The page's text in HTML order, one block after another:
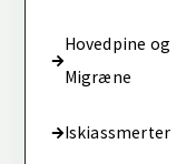
Hovedpine og
Migræne
Iskiassmerter